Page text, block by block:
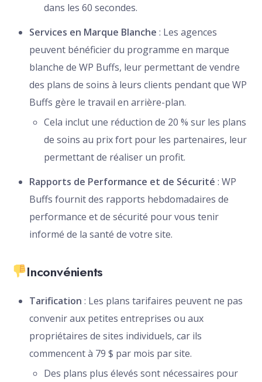
dans les 60 secondes.
Services en Marque Blanche : Les agences
peuvent bénéficier du programme en marque
blanche de WP Buffs, leur permettant de vendre
des plans de soins à leurs clients pendant que WP
Buffs gère le travail en arrière-plan.
Cela inclut une réduction de 20 % sur les plans
de soins au prix fort pour les partenaires, leur
permettant de réaliser un profit.
Rapports de Performance et de Sécurité : WP
Buffs fournit des rapports hebdomadaires de
performance et de sécurité pour vous tenir
informé de la santé de votre site.
Inconvénients
Tarification : Les plans tarifaires peuvent ne pas
convenir aux petites entreprises ou aux
propriétaires de sites individuels, car ils
commencent à 79 $ par mois par site.
Des plans plus élevés sont nécessaires pour